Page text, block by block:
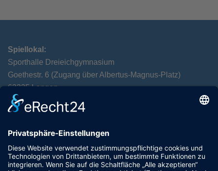
Spiellokal:
Sporthalle Dreieichgymnasium
Goethestr. 6 (Zugang über Albertus-Magnus-Platz)
63225 Langen
TTC Langen
Spenglerstr. 40
63303 Dreieich